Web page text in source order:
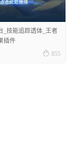
_技能追踪透体_王者
插件
 855